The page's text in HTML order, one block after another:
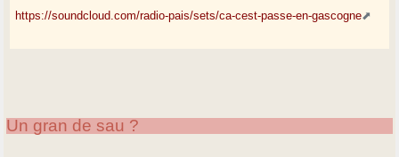
https://soundcloud.com/radio-pais/sets/ca-cest-passe-en-gascogne
Un gran de sau ?